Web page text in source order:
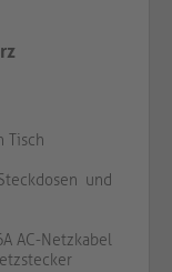
Tisch
und
AC-Netzkabel